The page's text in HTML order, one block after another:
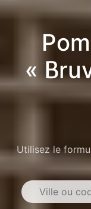
«
Utilisez le